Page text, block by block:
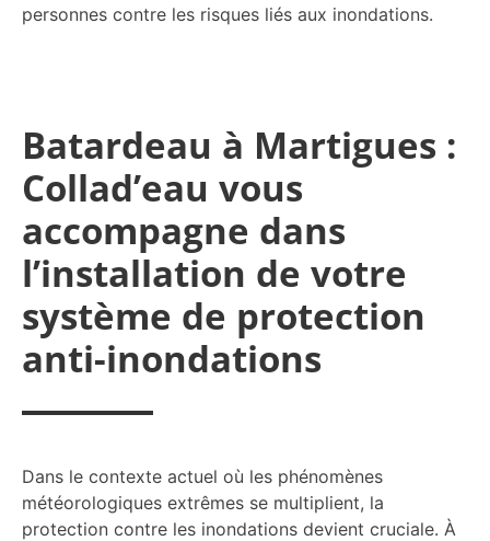
personnes contre les risques liés aux inondations.
Batardeau à Martigues :
Collad’eau vous
accompagne dans
l’installation de votre
système de protection
anti-inondations
Dans le contexte actuel où les phénomènes
météorologiques extrêmes se multiplient, la
protection contre les inondations devient cruciale. À